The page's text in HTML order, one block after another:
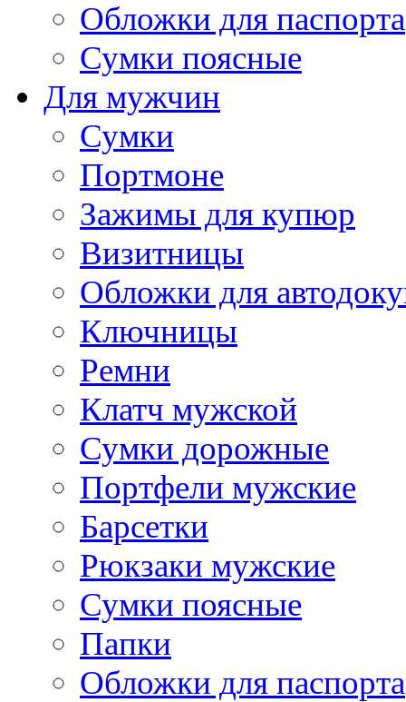
Обложки для паспорта
Сумки поясные
Для мужчин
Сумки
Портмоне
Зажимы для купюр
Визитницы
Обложки для
Ключницы
Ремни
Клатч мужской
Сумки дорожные
Портфели мужские
Барсетки
Рюкзаки мужские
Сумки поясные
Папки
Обложки для паспорта